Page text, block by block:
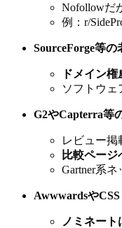
Nofollowだ
例：r/
SourceForge等
ドメイン
ソフトウ
G2やCapterra等
レビュー掲
比較ページ
Gartner系
Awwwardsや
ノミネート